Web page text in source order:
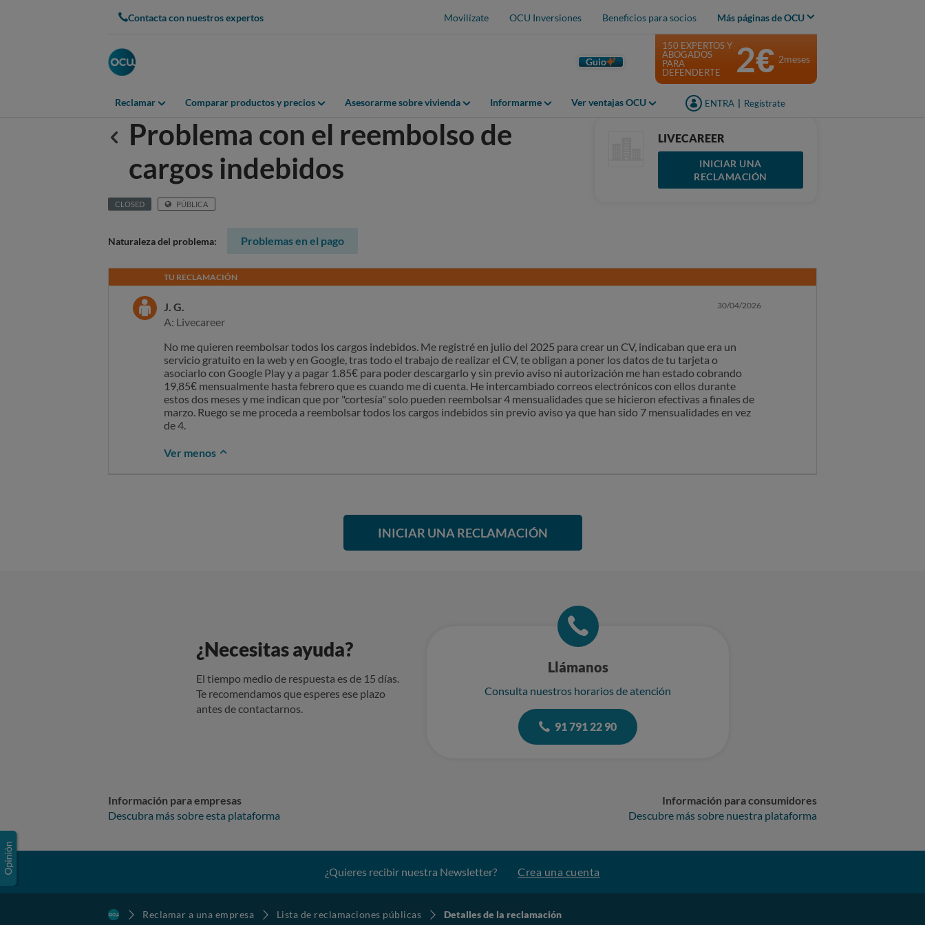
Contacta con nuestros expertos Movilízate OCU Inversiones Beneficios para socios Más páginas de OCU
Guio
Reclamar Comparar productos y precios Asesorarme sobre vivienda Informarme Ver ventajas OCU ENTRA Regístrate
150 EXPERTOS Y
ABOGADOS
PARA
DEFENDERTE
2€ 2meses
Anterior
Problema con el reembolso de
cargos indebidos
CLOSED PÚBLICA
LIVECAREER
INICIAR UNA
RECLAMACIÓN
Naturaleza del problema: Problemas en el pago
TU RECLAMACIÓN
J. G.
A: Livecareer
30/04/2026
No me quieren reembolsar todos los cargos indebidos. Me registré en julio del 2025 para crear un CV, indicaban que era un
servicio gratuito en la web y en Google, tras todo el trabajo de realizar el CV, te obligan a poner los datos de tu tarjeta o
asociarlo con Google Play y a pagar 1.85€ para poder descargarlo y sin previo aviso ni autorización me han estado cobrando
19,85€ mensualmente hasta febrero que es cuando me di cuenta. He intercambiado correos electrónicos con ellos durante
estos dos meses y me indican que por "cortesía" solo pueden reembolsar 4 mensualidades que se hicieron efectivas a finales de
marzo. Ruego se me proceda a reembolsar todos los cargos indebidos sin previo aviso ya que han sido 7 mensualidades en vez
de 4.
Ver menos
INICIAR UNA RECLAMACIÓN
¿Necesitas ayuda?
El tiempo medio de respuesta es de 15 días.
Te recomendamos que esperes ese plazo
antes de contactarnos.
Llámanos
Consulta nuestros horarios de atención
91 791 22 90
Información para empresas
Descubra más sobre esta plataforma
Información para consumidores
Descubre más sobre nuestra plataforma
¿Quieres recibir nuestra Newsletter? Crea una cuenta
Reclamar a una empresa Lista de reclamaciones públicas Detalles de la reclamación